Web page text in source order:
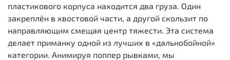
пластикового корпуса находится два груза. Один
закреплён в хвостовой части, а другой скользит по
направляющим смещая центр тяжести. Эта система
делает приманку одной из лучших в «дальнобойной»
категории. Анимируя поппер рывками, мы